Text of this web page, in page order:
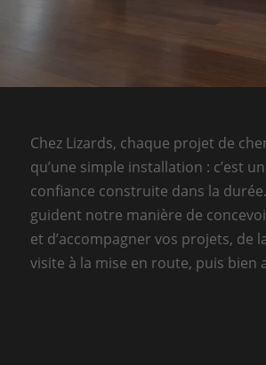
Chez Lizards, chaque projet de
qu’une simple installation : c’est
confiance construite dans la
guident notre manière de
et d’accompagner vos projets, de
visite à la mise en route, puis bien